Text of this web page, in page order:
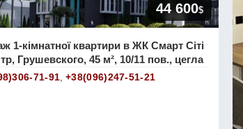
44 600$
1-кімнатної квартири в ЖК Смарт Сіті
Грушевского, 45 м², 10/11 пов., цегла
71-91,+38(096)247-51-21